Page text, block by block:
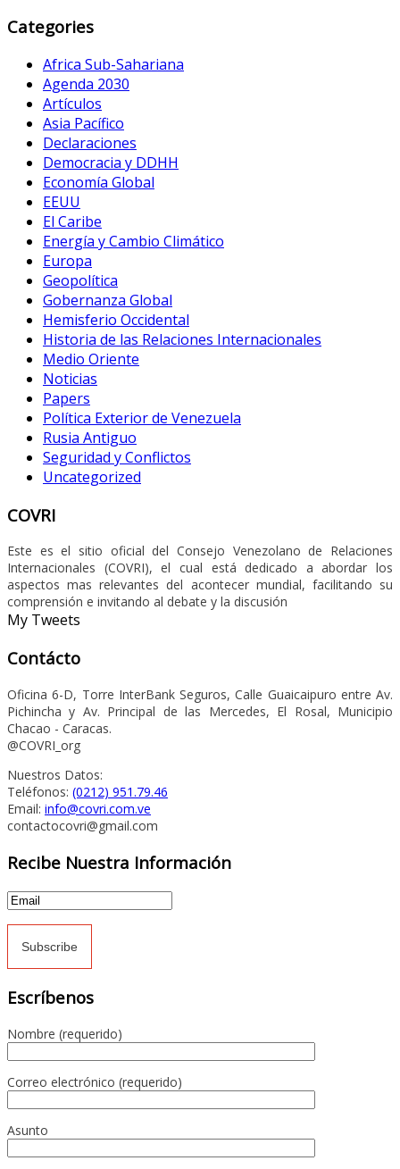
Categories
Africa Sub-Sahariana
Agenda 2030
Artículos
Asia Pacífico
Declaraciones
Democracia y DDHH
Economía Global
EEUU
El Caribe
Energía y Cambio Climático
Europa
Geopolítica
Gobernanza Global
Hemisferio Occidental
Historia de las Relaciones Internacionales
Medio Oriente
Noticias
Papers
Política Exterior de Venezuela
Rusia Antiguo
Seguridad y Conflictos
Uncategorized
COVRI
Este es el sitio oficial del Consejo Venezolano de Relaciones
Internacionales (COVRI), el cual está dedicado a abordar los
aspectos mas relevantes del acontecer mundial, facilitando su
comprensión e invitando al debate y la discusión
My Tweets
Contácto
Oficina 6-D, Torre InterBank Seguros, Calle Guaicaipuro entre Av.
Pichincha y Av. Principal de las Mercedes, El Rosal, Municipio
Chacao - Caracas.
@COVRI_org
Nuestros Datos:
Teléfonos: (0212) 951.79.46
Email: info@covri.com.ve
contactocovri@gmail.com
Recibe Nuestra Información
Escríbenos
Nombre (requerido)
Correo electrónico (requerido)
Asunto